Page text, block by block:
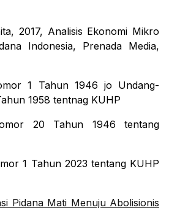
2017, Analisis Ekonomi Mikro
Indonesia, Prenada Media,
1 Tahun 1946 jo Undang-
1958 tentnag KUHP
20 Tahun 1946 tentang
1 Tahun 2023 tentang KUHP
Pidana Mati Menuju Abolisionis